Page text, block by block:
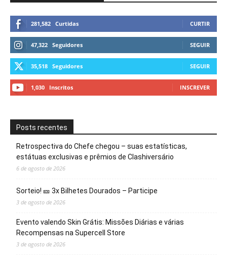
281,582 Curtidas CURTIR
47,322 Seguidores SEGUIR
35,518 Seguidores SEGUIR
1,030 Inscritos INSCREVER
Posts recentes
Retrospectiva do Chefe chegou – suas estatísticas,
estátuas exclusivas e prêmios de Clashiversário
6 de agosto de 2026
Sorteio! 🎫 3x Bilhetes Dourados – Participe
3 de agosto de 2026
Evento valendo Skin Grátis: Missões Diárias e várias
Recompensas na Supercell Store
3 de agosto de 2026